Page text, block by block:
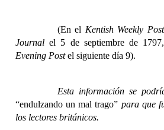
(En el Kentish Weekly Post
Journalel 5 de septiembre de
Evening Postel siguiente día 9).
Esta información se podría
“endulzando un mal trago” para que
los lectores británicos.